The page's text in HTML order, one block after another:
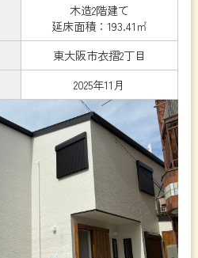
木造2階建て
延床面積：193.41㎡
東大阪市衣摺2丁目
2025年11月